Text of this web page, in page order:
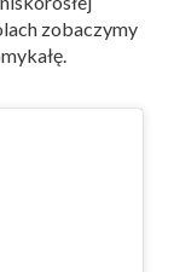
zobaczymy